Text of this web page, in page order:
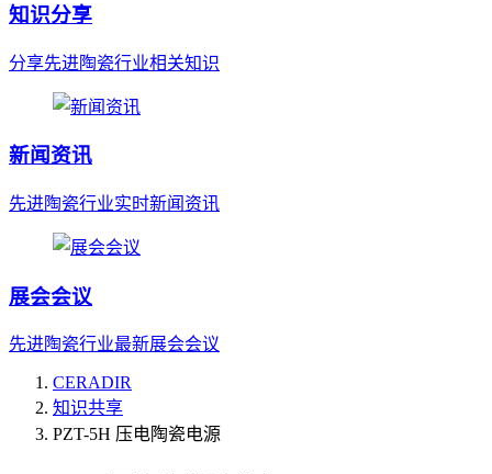
知识分享
分享先进陶瓷行业相关知识
新闻资讯
先进陶瓷行业实时新闻资讯
展会会议
先进陶瓷行业最新展会会议
CERADIR
知识共享
PZT-5H 压电陶瓷电源